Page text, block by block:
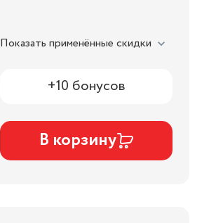
Показать применённые скидки
+10 бонусов
В корзину